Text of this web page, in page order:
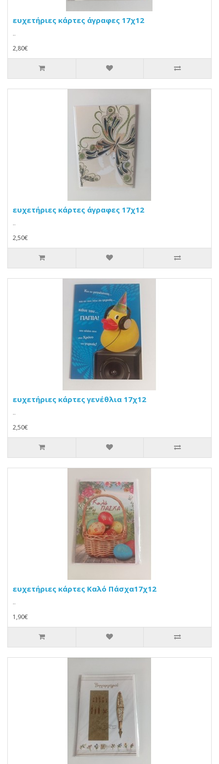
ευχετήριες κάρτες άγραφες 17χ12
..
2,80€
ευχετήριες κάρτες άγραφες 17χ12
..
2,50€
ευχετήριες κάρτες γενέθλια 17χ12
..
2,50€
ευχετήριες κάρτες Καλό Πάσχα17χ12
..
1,90€